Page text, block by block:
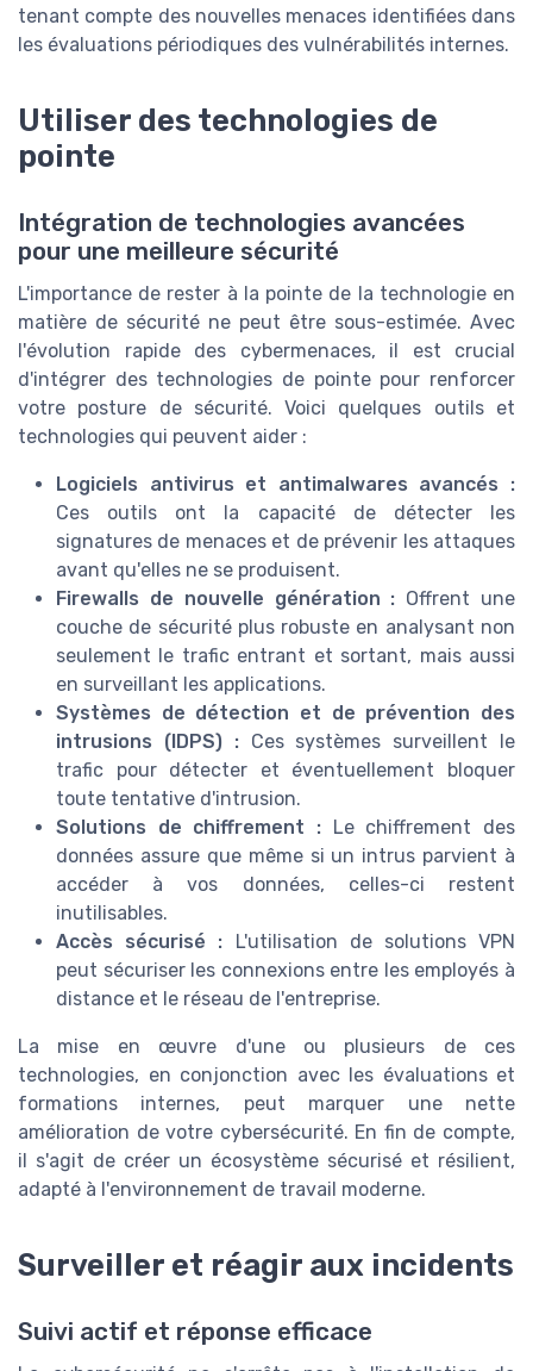
tenant compte des nouvelles menaces identifiées dans
les évaluations périodiques des vulnérabilités internes.
Utiliser des technologies de
pointe
Intégration de technologies avancées
pour une meilleure sécurité
L'importance de rester à la pointe de la technologie en
matière de sécurité ne peut être sous-estimée. Avec
l'évolution rapide des cybermenaces, il est crucial
d'intégrer des technologies de pointe pour renforcer
votre posture de sécurité. Voici quelques outils et
technologies qui peuvent aider :
Logiciels antivirus et antimalwares avancés :
Ces outils ont la capacité de détecter les
signatures de menaces et de prévenir les attaques
avant qu'elles ne se produisent.
Firewalls de nouvelle génération : Offrent une
couche de sécurité plus robuste en analysant non
seulement le trafic entrant et sortant, mais aussi
en surveillant les applications.
Systèmes de détection et de prévention des
intrusions (IDPS) :Ces systèmes surveillent le
trafic pour détecter et éventuellement bloquer
toute tentative d'intrusion.
Solutions de chiffrement : Le chiffrement des
données assure que même si un intrus parvient à
accéder à vos données, celles-ci restent
inutilisables.
Accès sécurisé : L'utilisation de solutions VPN
peut sécuriser les connexions entre les employés à
distance et le réseau de l'entreprise.
La mise en œuvre d'une ou plusieurs de ces
technologies, en conjonction avec les évaluations et
formations internes, peut marquer une nette
amélioration de votre cybersécurité. En fin de compte,
il s'agit de créer un écosystème sécurisé et résilient,
adapté à l'environnement de travail moderne.
Surveiller et réagir aux incidents
Suivi actif et réponse efficace